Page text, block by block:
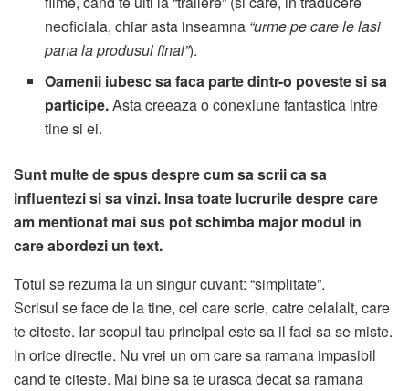
neoficiala, chiar asta inseamna “urme pe care le lasi
pana la produsul final”).
Oamenii iubesc sa faca parte dintr-o poveste si sa
participe.Asta creeaza o conexiune fantastica intre
tine si ei.
Sunt multe de spus despre cum sa scrii ca sa
influentezi si sa vinzi. Insa toate lucrurile despre care
am mentionat mai sus pot schimba major modul in
care abordezi un text.
Totul se rezuma la un singur cuvant: “simplitate”.
Scrisul se face de la tine, cel care scrie, catre celalalt, care
te citeste. Iar scopul tau principal este sa il faci sa se miste.
In orice directie. Nu vrei un om care sa ramana impasibil
cand te citeste. Mai bine sa te urasca decat sa ramana